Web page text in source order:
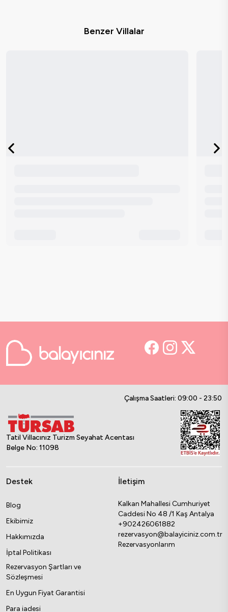
Benzer Villalar
Çalışma Saatleri: 09:00 - 23:50
Tatil Villacınız Turizm Seyahat Acentası
Belge No: 11098
Destek
Blog
Ekibimiz
Hakkımızda
İptal Politikası
Rezervasyon Şartları ve
Sözleşmesi
En Uygun Fiyat Garantisi
Para iadesi
İletişim
Kalkan Mahallesi Cumhuriyet
Caddesi No 48 /1 Kaş Antalya
+902426061882
rezervasyon@balayiciniz.com.tr
Rezervasyonlarım